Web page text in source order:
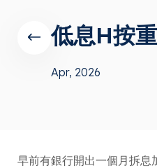
低息H按
Apr, 2026
早前有銀行開出一個月拆息